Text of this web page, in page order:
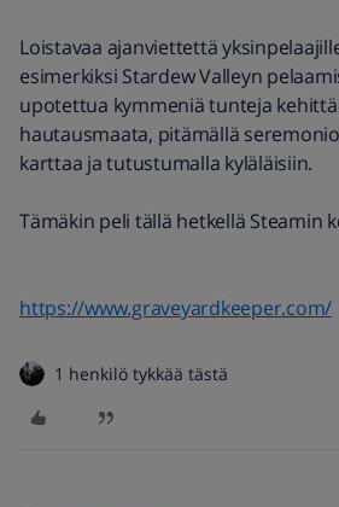
Loistavaa ajanviettettä
esimerkiksi Stardew Valleyn
upotettua kymmeniä tunteja
hautausmaata, pitämällä
karttaa ja tutustumalla kyläläisiin.
Tämäkin peli tällä hetkellä Steamin
https://www.graveyardkeeper.com/
1 henkilö tykkää tästä